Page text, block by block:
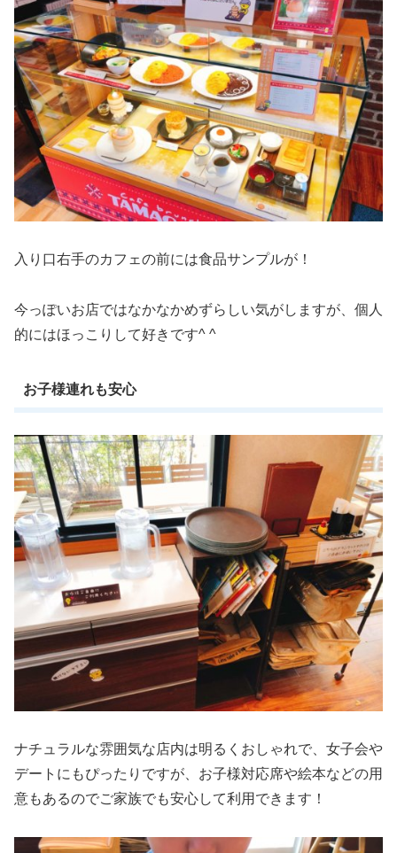
入り口右手のカフェの前には食品サンプルが！
今っぽいお店ではなかなかめずらしい気がしますが、個人
的にはほっこりして好きです^ ^
お子様連れも安心
ナチュラルな雰囲気な店内は明るくおしゃれで、女子会や
デートにもぴったりですが、お子様対応席や絵本などの用
意もあるのでご家族でも安心して利用できます！